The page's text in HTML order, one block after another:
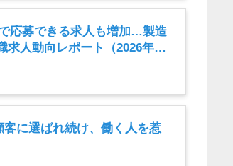
応募できる求人も増加…製造
求人動向レポート（2026年7
に選ばれ続け、働く人を惹